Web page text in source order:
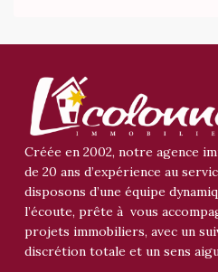
Créée en 2002, notre agence
de 20 ans d’expérience au
disposons d’une équipe
l’écoute, prête à vous
projets immobiliers, avec un
discrétion totale et un sens